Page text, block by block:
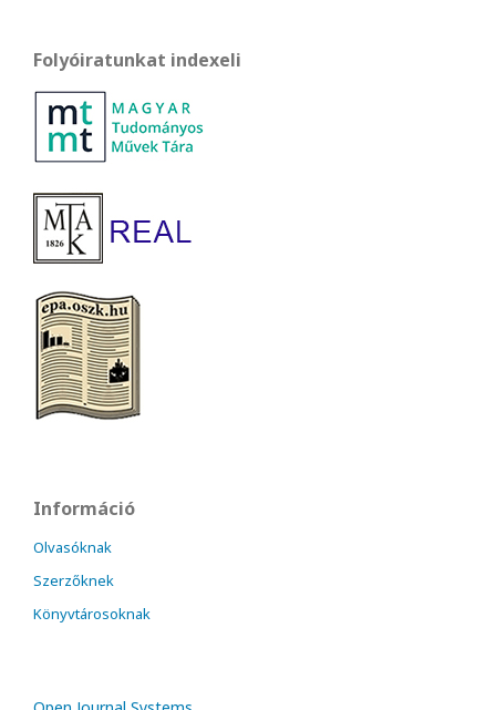
Folyóiratunkat indexeli
Információ
Olvasóknak
Szerzőknek
Könyvtárosoknak